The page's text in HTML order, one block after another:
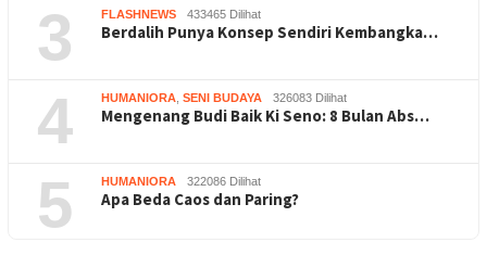
3 FLASHNEWS 433465 Dilihat
Berdalih Punya Konsep Sendiri Kembangka…
4 HUMANIORA SENI BUDAYA 326083 Dilihat
Mengenang Budi Baik Ki Seno: 8 Bulan Abs…
5 HUMANIORA 322086 Dilihat
Apa Beda Caos dan Paring?